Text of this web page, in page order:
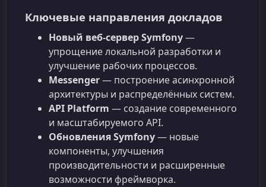
Ключевые направления докладов
Новый веб‑сервер Symfony—
упрощение локальной разработки и
улучшение рабочих процессов.
Messenger— построение асинхронной
архитектуры и распределённых систем.
API Platform — создание современного
и масштабируемого API.
Обновления Symfony— новые
компоненты, улучшения
производительности и расширенные
возможности фреймворка.